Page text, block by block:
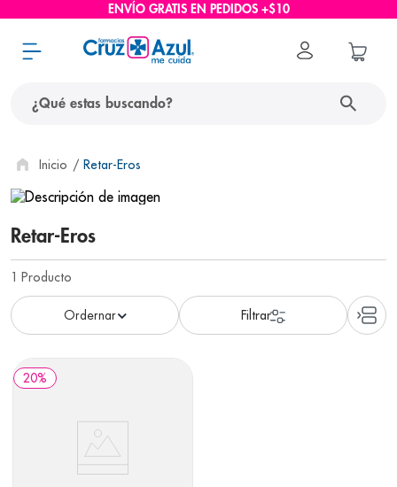
ENVÍO GRATIS EN PEDIDOS +$10
Retar-Eros
Retar-Eros
1 Producto
20%
términos más buscados
1. protector solar
2. pañales
3. eucerin
4. cerave
nivea
6. bioderma
7.
panolini
prueba embarazo